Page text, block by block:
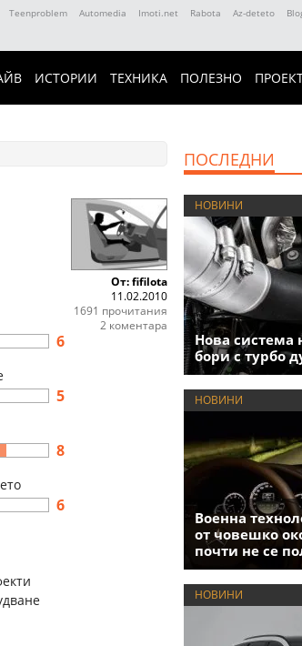
Teenproblem Automedia Imoti.net Rabota Az-deteto
ИСТОРИИ ТЕХНИКА ПОЛЕЗНО
6
5
8
6
От: fifilota
11.02.2010
1691 прочитания
2 коментара
ПОСЛЕДНИ
НОВИНИ
Нова система
бори с турбо
НОВИНИ
Военна
от човешко
почти не се
НОВИНИ